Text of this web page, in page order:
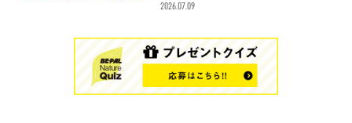
2026.07.09